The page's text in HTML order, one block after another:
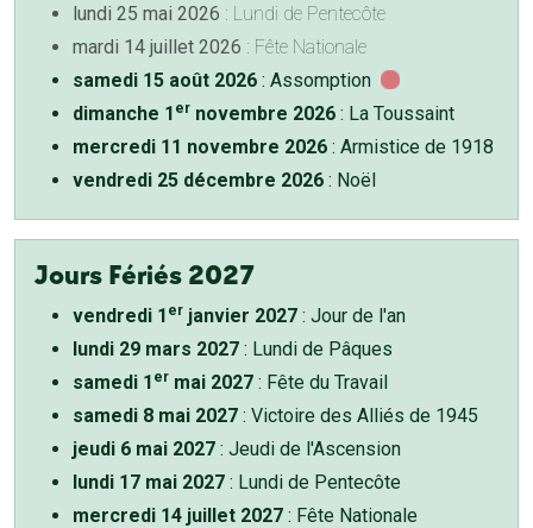
lundi 25 mai 2026 : Lundi de Pentecôte
mardi 14 juillet 2026 : Fête Nationale
samedi 15 août 2026 : Assomption
dimanche 1 er novembre 2026 : La Toussaint
mercredi 11 novembre 2026 : Armistice de 1918
vendredi 25 décembre 2026 : Noël
Jours Fériés 2027
vendredi 1 er janvier 2027 : Jour de l'an
lundi 29 mars 2027 : Lundi de Pâques
samedi 1 er mai 2027 : Fête du Travail
samedi 8 mai 2027 : Victoire des Alliés de 1945
jeudi 6 mai 2027 : Jeudi de l'Ascension
lundi 17 mai 2027 : Lundi de Pentecôte
mercredi 14 juillet 2027 : Fête Nationale